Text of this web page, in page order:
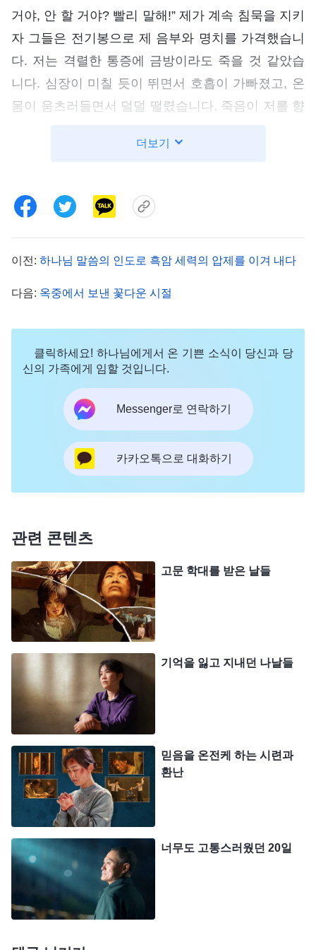
거야, 안 할 거야? 빨리 말해!” 제가 계속 침묵을 지키
자 그들은 전기봉으로 제 음부와 명치를 가격했습니
다. 저는 격렬한 통증에 금방이라도 죽을 것 같았습
니다. 심장이 미칠 듯이 뛰면서 호흡이 가빠졌고, 온
몸이 움츠러들면서 덜덜 떨렸습니다. 죽음이 저를 향
악물고 한마디도 하지 않았지만, 마음이 많이 연약해
지요. 저는 고통 속에서 계속 하나님께 기도했습니
다. ‘하나님, 당신을 만족게 해 드리겠다고 결심했지
만, 제 육체는 너무도 연약하고 무기력합니다. 제가
굳게 서서 증거할 수 있도록 힘을 주십시오.’ 그때, 예
수님이 십자가에 못 박히기 전 병사들에게 모질게 구
과 피가 엉겨 만신창이가 되었지만 … 예수님은 아무
말씀도 하지 않으셨습니다. 하나님은 거룩하고 무고
한 분이신데도 인류를 구속하기 위해 온갖 굴욕과 고
통을 겪으시고 기꺼이 십자가에 못 박혀 죽음을 맞이
하셨습니다. 하나님이 패괴된 인류를 구원하기 위해
몸을 바치셨듯 저도 하나님의 사랑에 보답하기 위해
고통을 감내해야 마땅했지요. 하나님의 사랑으로 격
려받아 힘이 생긴 저는 하나님을 향해 다짐했습니다.
신 고배를 저도 마시겠습니다. 목숨을 버리고 굳게
서서 당신을 증거할 것입니다!’
그렇게 밤새 시달린 후, 저는 온몸에 힘이 풀려 옴
짝달싹 할 수 없었고, 너무 피곤해 눈도 뜰 수 없었습
니다. 하지만 제가 눈을 감을라치면 경찰들이 물을
끼얹어 댔습니다. 저는 너무 추워 몸이 덜덜 떨렸습
니다. 그 짐승 같은 자들은 떨고 있는 저를 향해 험악
하게 말했습니다. “입이 꽤 무겁군. 하지만 여기선 널
죽여도 아무도 모를걸!” 제가 무시로 일관하자 경찰
한 명이 해바라기 껍질을 제 손톱 밑에 쑤셔 넣었습
니다. 참기 힘든 고통에 손가락이 연신 부들부들 떨
렸습니다. 이어서 그들은 제 얼굴에 물을 끼얹고 목
안쪽에도 물을 부었습니다. 뼛속을 파고드는 추위에
온몸이 덜덜 떨렸고, 너무나도 고통스러웠습니다. 그
날 밤, 저는 하나님을 떠나면 살 수 없을 것 같아 쉬지
않고 하나님께 기도했습니다. 하나님은 계속 저와 함
께해 주셨고, 하나님 말씀은 제게 끊임없이 힘을 주
더보기
이전: 하나님 말씀의 인도로 흑암 세력의 압제를 이겨 내다
다음: 옥중에서 보낸 꽃다운 시절
클릭하세요! 하나님에게서 온 기쁜 소식이 당신과 당
신의 가족에게 임할 것입니다.
Messenger로 연락하기
카카오톡으로 대화하기
관련 콘텐츠
고문 학대를 받은 날들
기억을 잃고 지내던 나날들
믿음을 온전케 하는 시련과
환난
너무도 고통스러웠던 20일